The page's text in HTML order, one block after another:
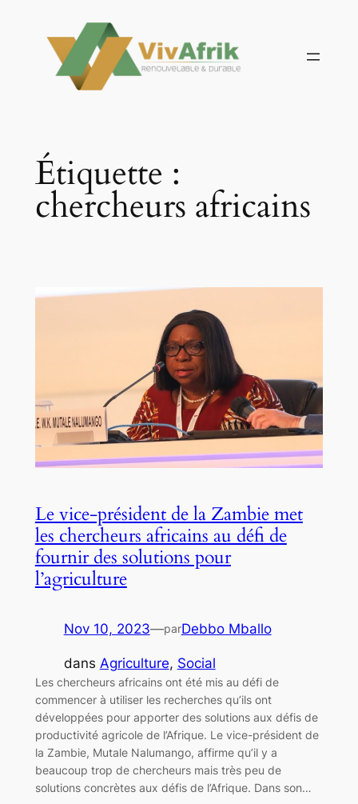
contenu
Étiquette :
chercheurs africains
Le vice-président de la Zambie met
les chercheurs africains au défi de
fournir des solutions pour
l’agriculture
Nov 10, 2023—parDebbo Mballo
dans Agriculture, Social
Les chercheurs africains ont été mis au défi de
commencer à utiliser les recherches qu’ils ont
développées pour apporter des solutions aux défis de
productivité agricole de l’Afrique. Le vice-président de
la Zambie, Mutale Nalumango, affirme qu’il y a
beaucoup trop de chercheurs mais très peu de
solutions concrètes aux défis de l’Afrique. Dans son…